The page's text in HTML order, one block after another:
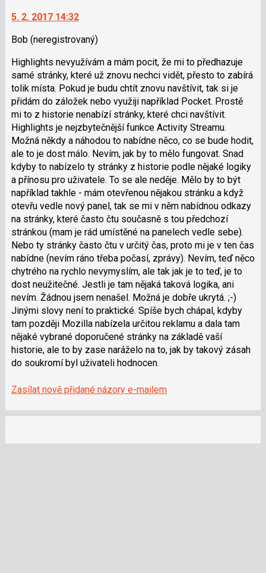
klávesy
N
pro
a
P
pro
předchozí
nový
názor
další
názor.
K
navigaci
použít
klávesy
N
pro
následující
a
P
pro
předchozí
nový
názor
5. 2. 2017 14:32
Bob (neregistrovaný)
Highlights nevyužívám a mám pocit, že mi to předhazuje
samé stránky, které už znovu nechci vidět, přesto to zabírá
tolik místa. Pokud je budu chtít znovu navštívit, tak si je
přidám do záložek nebo využiji například Pocket. Prostě
mi to z historie nenabízí stránky, které chci navštívit.
Highlights je nejzbytečnější funkce Activity Streamu.
Možná někdy a náhodou to nabídne něco, co se bude hodit,
ale to je dost málo. Nevím, jak by to mělo fungovat. Snad
kdyby to nabízelo ty stránky z historie podle nějaké logiky
a přínosu pro uživatele. To se ale neděje. Mělo by to být
například takhle - mám otevřenou nějakou stránku a když
otevřu vedle nový panel, tak se mi v něm nabídnou odkazy
na stránky, které často čtu současně s tou předchozí
stránkou (mam je rád umístěné na panelech vedle sebe).
Nebo ty stránky často čtu v určitý čas, proto mi je v ten čas
nabídne (nevím ráno třeba počasí, zprávy). Nevím, teď něco
chytrého na rychlo nevymyslím, ale tak jak je to teď, je to
dost neužitečné. Jestli je tam nějaká taková logika, ani
nevím. Žádnou jsem nenašel. Možná je dobře ukrytá. ;-)
Jinými slovy není to praktické. Spíše bych chápal, kdyby
tam později Mozilla nabízela určitou reklamu a dala tam
nějaké vybrané doporučené stránky na základě vaší
historie, ale to by zase naráželo na to, jak by takový zásah
do soukromí byl uživateli hodnocen.
Zasílat nově přidané názory e-mailem